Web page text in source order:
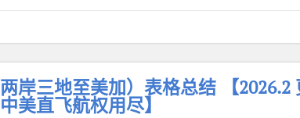
岸三地至美加）表格总结 【2026.2
美直飞航权用尽】